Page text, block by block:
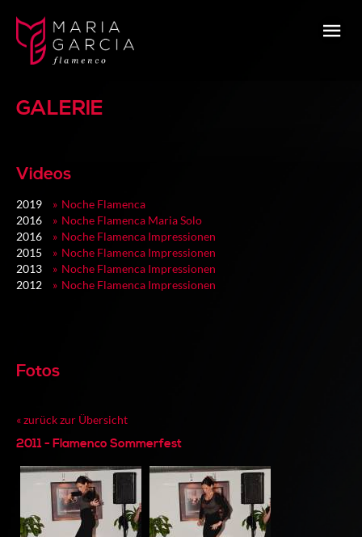
GALERIE
Videos
2019
Noche Flamenca
2016
Noche Flamenca Maria Solo
2016
Noche Flamenca Impressionen
2015
Noche Flamenca Impressionen
2013
Noche Flamenca Impressionen
2012
Noche Flamenca Impressionen
Fotos
« zurück zur Übersicht
2011 - Flamenco Sommerfest